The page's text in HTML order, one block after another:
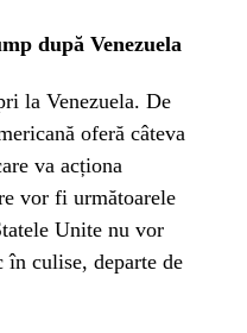
după Venezuela
la Venezuela. De
oferă câteva
va acționa
vor fi următoarele
Unite nu vor
în culise, departe de